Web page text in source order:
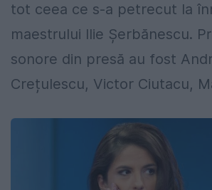
tot ceea ce s-a petrecut la
maestrului Ilie Șerbănescu.
sonore din presă au fost
Crețulescu, Victor Ciutacu,